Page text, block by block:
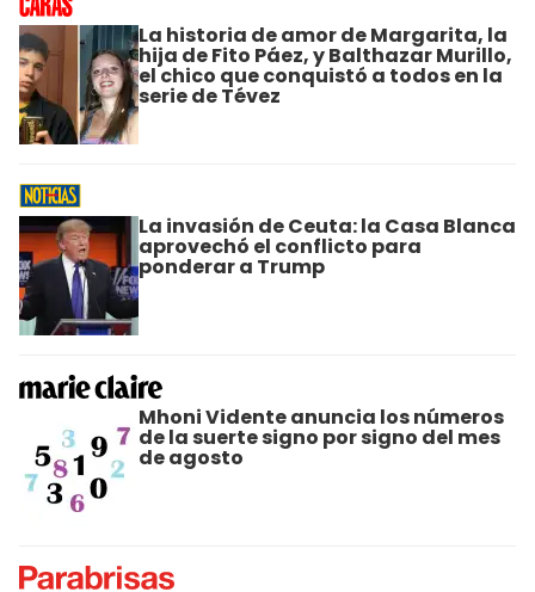
La historia de amor de Margarita, la
hija de Fito Páez, y Balthazar Murillo,
el chico que conquistó a todos en la
serie de Tévez
La invasión de Ceuta: la Casa Blanca
aprovechó el conflicto para
ponderar a Trump
Mhoni Vidente anuncia los números
de la suerte signo por signo del mes
de agosto